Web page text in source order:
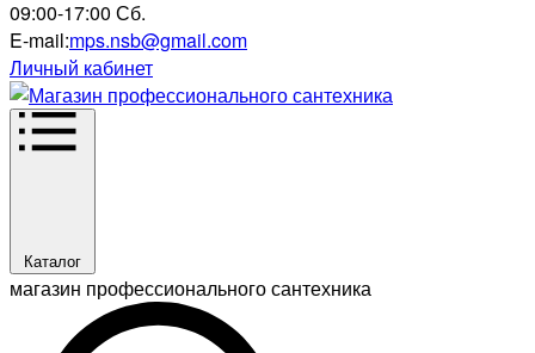
09:00-17:00 Сб.
E-mail:mps.nsb@gmail.com
Личный кабинет
Каталог
магазин профессионального сантехника